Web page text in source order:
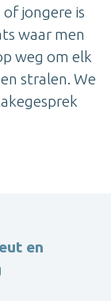
jongere is
waar men
weg om elk
stralen. We
en